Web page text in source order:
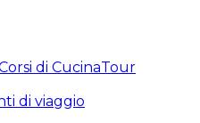
di CucinaTour
di viaggio